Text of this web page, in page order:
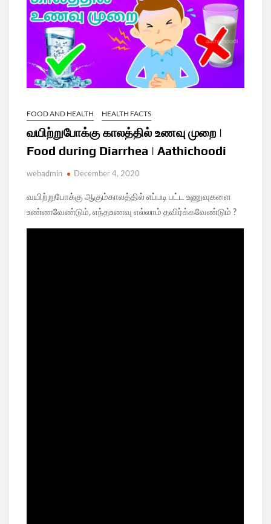
FOOD AND HEALTH HEALTH FACTS
வயிற்றுபோக்கு காலத்தில் உணவு முறை |
Food during Diarrhea | Aathichoodi
webadmin December 4, 2020
வயிற்றுபோக்கு ஆகும்காலத்தில் எப்படி பட்ட உணுவுகளை
உண்ணவேண்டும், எந்தஉணவு எல்லாம் தவிர்க்கவேண்டும் ?